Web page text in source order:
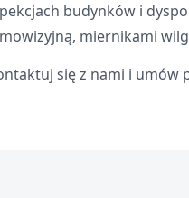
budynków i
miernikami
się z nami i umów